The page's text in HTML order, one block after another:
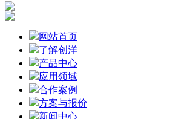
网站首页
了解创洋
产品中心
应用领域
合作案例
方案与报价
新闻中心